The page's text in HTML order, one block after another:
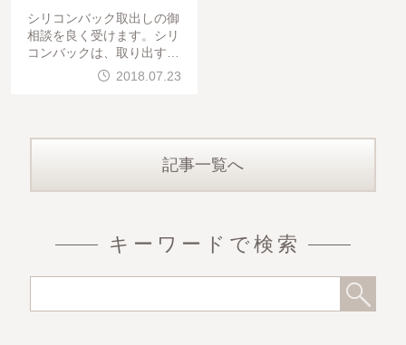
シリコンバック取出しの御
相談を良く受けます。シリ
コンバックは、取り出すと
きに『被膜』を破って取り
出しますと説明します。被
2018.07.23
記事一覧へ
キーワードで検索